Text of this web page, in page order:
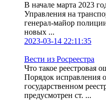
В начале марта 2023
Управления на
генерал-майор
новых ...
2023-03-14 22:11:35
Вести из Росреестра
Что такое реестровая
Порядок исправления
государственном
предусмотрен ст. ...